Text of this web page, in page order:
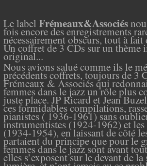
Le label Frémeaux&Associés
fois encore des enregistrements
nécessairementobscurs, tout à fait
Un coffret de 3 CDs sur un thème
original...
Nous avions salué comme ils le
précédents coffrets, toujours de 3
Frémeaux & Associés qui
femmes dans le jazz un rôle plus
juste place. JP Ricard et Jean
ces formidables compilations,
pianistes ( 1936-1961) sans
instrumentistes (1924-1962) et
(1934-1954), en laissant de côté
partaient du principe que pour le
femmes dans le jazz sont avant
elles s’exposent sur le devant de